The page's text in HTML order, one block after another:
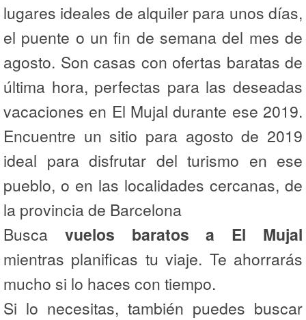
lugares ideales de alquiler para unos días,
el puente o un fin de semana del mes de
agosto. Son casas con ofertas baratas de
última hora, perfectas para las deseadas
vacaciones en El Mujal durante ese 2019.
Encuentre un sitio para agosto de 2019
ideal para disfrutar del turismo en ese
pueblo, o en las localidades cercanas, de
la provincia de Barcelona
Busca vuelos baratos a El Mujal
mientras planificas tu viaje. Te ahorrarás
mucho si lo haces con tiempo.
Si lo necesitas, también puedes buscar